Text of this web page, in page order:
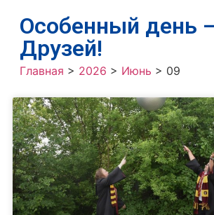
Особенный день
Друзей!
Главная > 2026 > Июнь > 09